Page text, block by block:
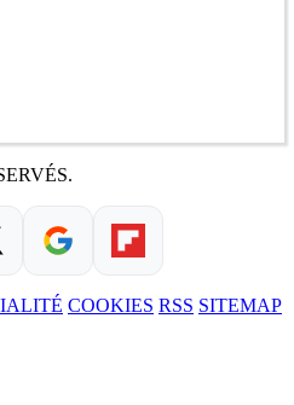
COOKIES RSS SITEMAP